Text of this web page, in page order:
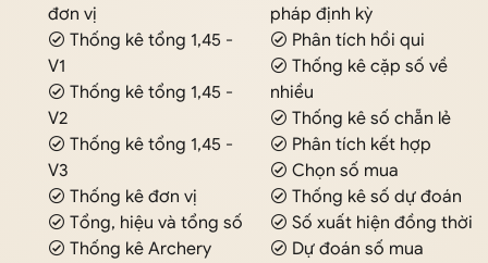
đơn vị
Thống kê tổng 1,45 -
V1
Thống kê tổng 1,45 -
V2
Thống kê tổng 1,45 -
V3
Thống kê đơn vị
Tổng, hiệu và tổng số
Thống kê Archery
pháp định kỳ
Phân tích hồi qui
Thống kê cặp số về
nhiều
Thống kê số chẵn lẻ
Phân tích kết hợp
Chọn số mua
Thống kê số dự đoán
Số xuất hiện đồng thời
Dự đoán số mua